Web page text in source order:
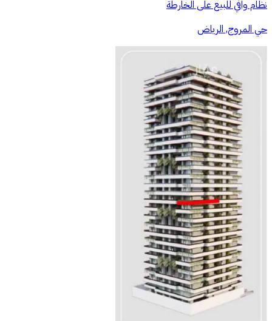
نظام وافي للبيع على الخارطة
حي المروج, الرياض